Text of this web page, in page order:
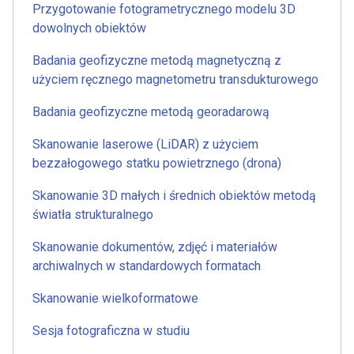
Przygotowanie fotogrametrycznego modelu 3D
dowolnych obiektów
Badania geofizyczne metodą magnetyczną z
użyciem ręcznego magnetometru transdukturowego
Badania geofizyczne metodą georadarową
Skanowanie laserowe (LiDAR) z użyciem
bezzałogowego statku powietrznego (drona)
Skanowanie 3D małych i średnich obiektów metodą
światła strukturalnego
Skanowanie dokumentów, zdjęć i materiałów
archiwalnych w standardowych formatach
Skanowanie wielkoformatowe
Sesja fotograficzna w studiu